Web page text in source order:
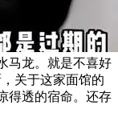
马龙。就是不喜好
关于这家面馆的
得透的宿命。还存